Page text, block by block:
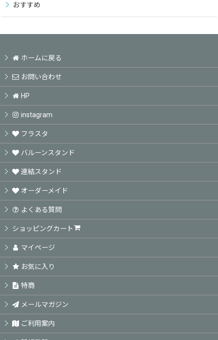
おすすめ
ホームに戻る
お問い合わせ
HP
instagram
フラスタ
バルーンスタンド
連結スタンド
オーダーメイド
よくある質問
ショッピングカート
マイページ
お気に入り
特商
メールマガジン
ご利用案内